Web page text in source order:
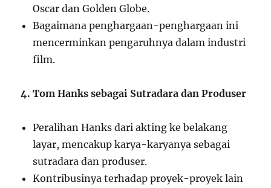
Oscar dan Golden Globe.
Bagaimana penghargaan-penghargaan ini
mencerminkan pengaruhnya dalam industri
film.
4. Tom Hanks sebagai Sutradara dan Produser
Peralihan Hanks dari akting ke belakang
layar, mencakup karya-karyanya sebagai
sutradara dan produser.
Kontribusinya terhadap proyek-proyek lain